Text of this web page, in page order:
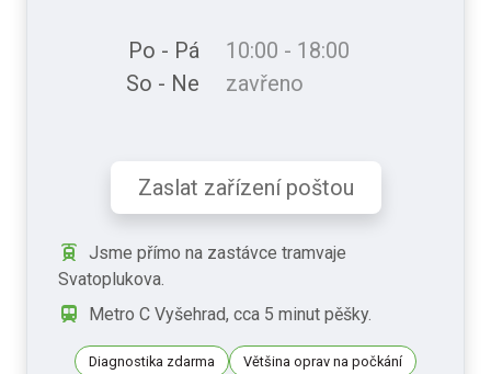
Po - Pá
10:00 - 18:00
So - Ne
zavřeno
Zaslat zařízení poštou
Jsme přímo na zastávce tramvaje
Svatoplukova.
Metro C Vyšehrad, cca 5 minut pěšky.
Diagnostika zdarma Většina oprav na počkání